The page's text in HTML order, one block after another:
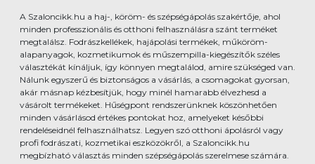
A Szaloncikk.hu a haj-, köröm- és szépségápolás szakértője, ahol
minden professzionális és otthoni felhasználásra szánt terméket
megtalálsz. Fodrászkellékek, hajápolási termékek, műköröm-
alapanyagok, kozmetikumok és műszempilla-kiegészítők széles
választékát kínáljuk, így könnyen megtalálod, amire szükséged van.
Nálunk egyszerű és biztonságos a vásárlás, a csomagokat gyorsan,
akár másnap kézbesítjük, hogy minél hamarabb élvezhesd a
vásárolt termékeket. Hűségpont rendszerünknek köszönhetően
minden vásárlásod értékes pontokat hoz, amelyeket későbbi
rendeléseidnél felhasználhatsz. Legyen szó otthoni ápolásról vagy
profi fodrászati, kozmetikai eszközökről, a Szaloncikk.hu
megbízható választás minden szépségápolás szerelmese számára.